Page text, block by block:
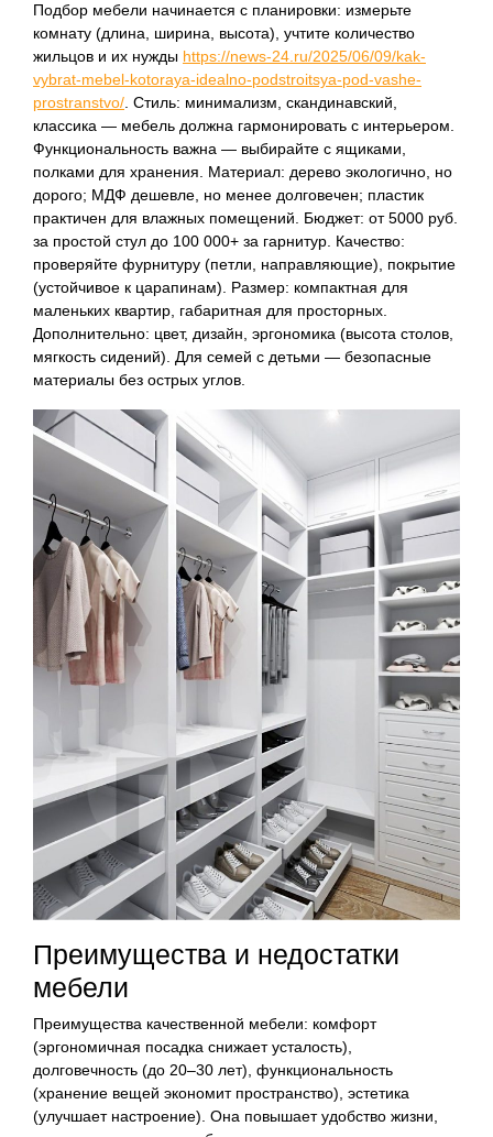
Подбор мебели начинается с планировки: измерьте
комнату (длина, ширина, высота), учтите количество
жильцов и их нужды https://news-24.ru/2025/06/09/kak-
vybrat-mebel-kotoraya-idealno-podstroitsya-pod-vashe-
prostranstvo/ . Стиль: минимализм, скандинавский,
классика — мебель должна гармонировать с интерьером.
Функциональность важна — выбирайте с ящиками,
полками для хранения. Материал: дерево экологично, но
дорого; МДФ дешевле, но менее долговечен; пластик
практичен для влажных помещений. Бюджет: от 5000 руб.
за простой стул до 100 000+ за гарнитур. Качество:
проверяйте фурнитуру (петли, направляющие), покрытие
(устойчивое к царапинам). Размер: компактная для
маленьких квартир, габаритная для просторных.
Дополнительно: цвет, дизайн, эргономика (высота столов,
мягкость сидений). Для семей с детьми — безопасные
материалы без острых углов.
Преимущества и недостатки
мебели
Преимущества качественной мебели: комфорт
(эргономичная посадка снижает усталость),
долговечность (до 20–30 лет), функциональность
(хранение вещей экономит пространство), эстетика
(улучшает настроение). Она повышает удобство жизни,